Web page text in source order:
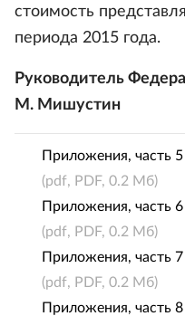
стоимость
периода 2015 года.
Руководитель
М. Мишустин
Приложения, часть 5
(pdf, PDF, 0.2 Мб)
Приложения, часть 6
(pdf, PDF, 0.2 Мб)
Приложения, часть 7
(pdf, PDF, 0.2 Мб)
Приложения, часть 8